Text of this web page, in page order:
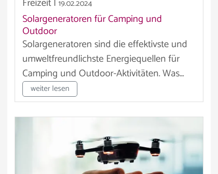
19.02.2024
Solargeneratoren für Camping und
Outdoor
Solargeneratoren sind die effektivste und
umweltfreundlichste Energiequellen für
Camping und Outdoor-Aktivitäten. Was...
weiter lesen